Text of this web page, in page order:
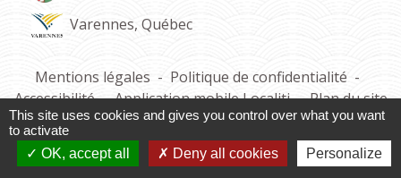
Varennes, Québec
Mentions légales - Politique de confidentialité -
Accessibilité - Application mobile Localiti - Plan du site
- Gestion des cookies
This site uses cookies and gives you control over what you want
to activate
OK, accept all
Deny all cookies Personalize